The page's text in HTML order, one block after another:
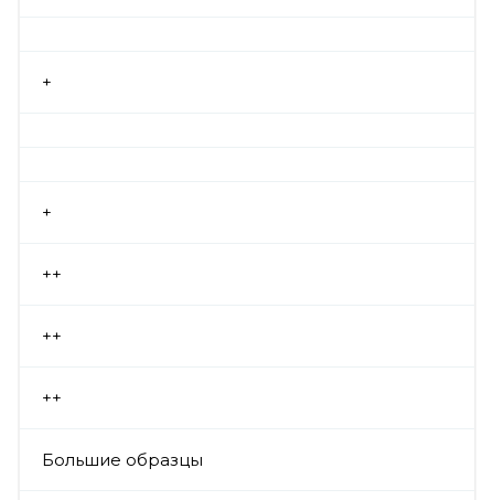
+
+
++
++
++
Большие образцы